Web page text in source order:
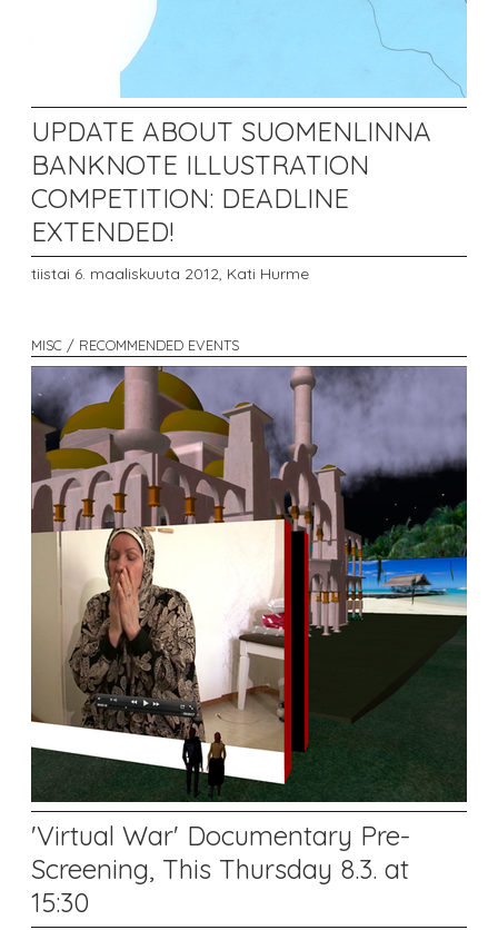
UPDATE ABOUT SUOMENLINNA
BANKNOTE ILLUSTRATION
COMPETITION: DEADLINE
EXTENDED!
tiistai 6. maaliskuuta 2012, Kati Hurme
MISC / RECOMMENDED EVENTS
'Virtual War' Documentary Pre-
Screening, This Thursday 8.3. at
15:30